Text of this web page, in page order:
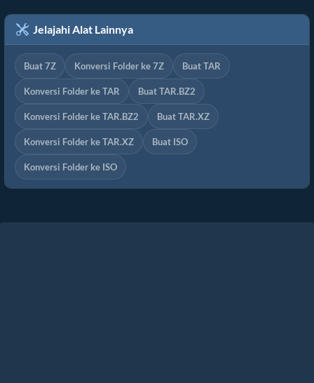
Jelajahi Alat Lainnya
Buat 7Z Konversi Folder ke 7Z Buat TAR
Konversi Folder ke TAR Buat TAR.BZ2
Konversi Folder ke TAR.BZ2 Buat TAR.XZ
Konversi Folder ke TAR.XZ Buat ISO
Konversi Folder ke ISO